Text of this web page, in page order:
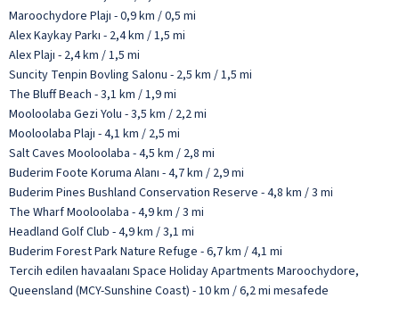
Maroochydore Plajı - 0,9 km / 0,5 mi
Alex Kaykay Parkı - 2,4 km / 1,5 mi
Alex Plajı - 2,4 km / 1,5 mi
Suncity Tenpin Bovling Salonu - 2,5 km / 1,5 mi
The Bluff Beach - 3,1 km / 1,9 mi
Mooloolaba Gezi Yolu - 3,5 km / 2,2 mi
Mooloolaba Plajı - 4,1 km / 2,5 mi
Salt Caves Mooloolaba - 4,5 km / 2,8 mi
Buderim Foote Koruma Alanı - 4,7 km / 2,9 mi
Buderim Pines Bushland Conservation Reserve - 4,8 km / 3 mi
The Wharf Mooloolaba - 4,9 km / 3 mi
Headland Golf Club - 4,9 km / 3,1 mi
Buderim Forest Park Nature Refuge - 6,7 km / 4,1 mi
Tercih edilen havaalanı Space Holiday Apartments Maroochydore,
Queensland (MCY-Sunshine Coast) - 10 km / 6,2 mi mesafede